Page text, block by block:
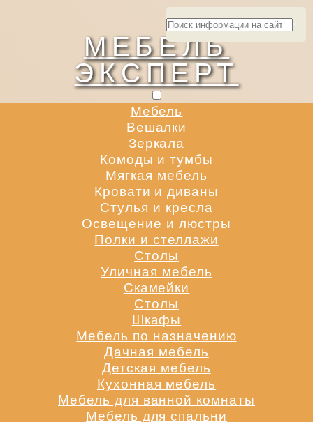
МЕБЕЛЬ
ЭКСПЕРТ
Мебель
Вешалки
Зеркала
Комоды и тумбы
Мягкая мебель
Кровати и диваны
Стулья и кресла
Освещение и люстры
Полки и стеллажи
Столы
Уличная мебель
Скамейки
Столы
Шкафы
Мебель по назначению
Дачная мебель
Детская мебель
Кухонная мебель
Мебель для ванной комнаты
Мебель для спальни